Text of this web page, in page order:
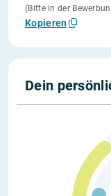
(Bitte in der
Kopieren
Dein